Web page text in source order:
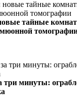
тайные
три минуты: